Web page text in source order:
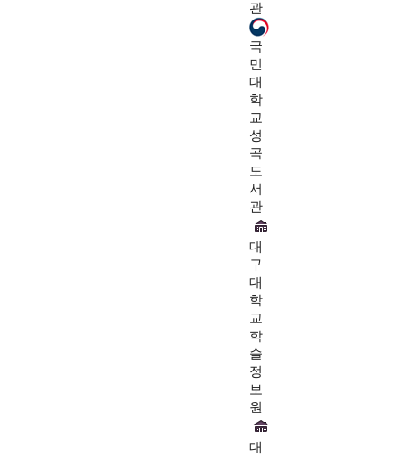
관
국
민
대
학
교
성
곡
도
서
관
대
구
대
학
교
학
술
정
보
원
대